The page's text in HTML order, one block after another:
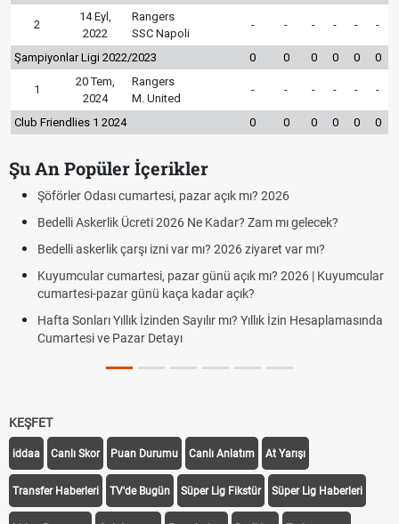
2
14 Eyl,
2022
Rangers
SSC Napoli
- - - - - -
Şampiyonlar Ligi 2022/2023 0 0 0 0 0 0
1
20 Tem,
2024
Rangers
M. United
- - - - - -
Club Friendlies 1 2024 0 0 0 0 0 0
Şu An Popüler İçerikler
Şöförler Odası cumartesi, pazar açık mı? 2026
Bedelli Askerlik Ücreti 2026 Ne Kadar? Zam mı gelecek?
Bedelli askerlik çarşı izni var mı? 2026 ziyaret var mı?
Kuyumcular cumartesi, pazar günü açık mı? 2026 | Kuyumcular
cumartesi-pazar günü kaça kadar açık?
Hafta Sonları Yıllık İzinden Sayılır mı? Yıllık İzin Hesaplamasında
Cumartesi ve Pazar Detayı
KEŞFET
iddaa Canlı Skor Puan Durumu Canlı Anlatım At Yarışı
Transfer Haberleri TV'de Bugün Süper Lig Fikstür Süper Lig Haberleri